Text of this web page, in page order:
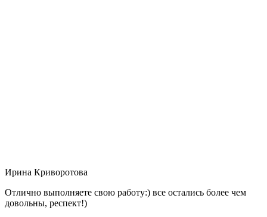
Ирина Криворотова
Отлично выполняете свою работу:) все остались более чем
довольны, респект!)